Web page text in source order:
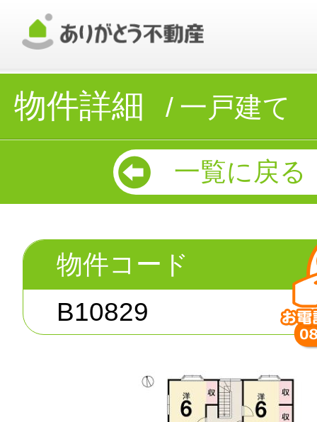
物件詳細 一戸建て
一覧に戻る
物件コード
B10829